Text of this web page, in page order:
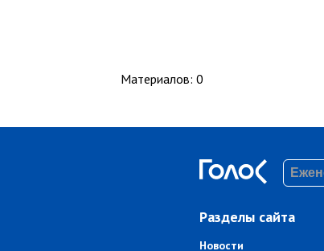
Материалов: 0
Разделы сайта
Новости